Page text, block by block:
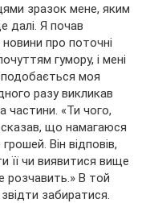
зразок мене, яким
далі. Я почав
про поточні
гумору, і мені
моя
разу викликав
частини. «Ти чого,
сказав, що намагаюся
Він відповів,
її чи виявитися вище
розчавить.» В той
забиратися.